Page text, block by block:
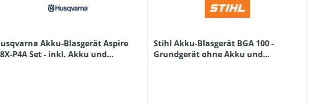
Akku-Blasgerät Aspire
P4A Set - inkl. Akku und
Stihl Akku-Blasgerät BGA 100 -
Grundgerät ohne Akku und